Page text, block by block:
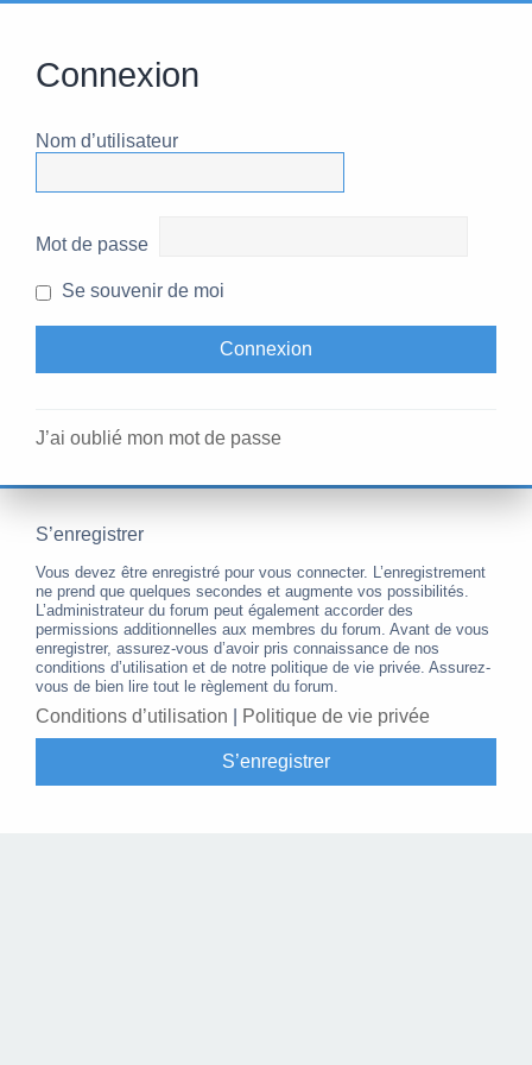
Connexion
Nom d’utilisateur
Mot de passe
Se souvenir de moi
J’ai oublié mon mot de passe
S’enregistrer
Vous devez être enregistré pour vous connecter. L’enregistrement
ne prend que quelques secondes et augmente vos possibilités.
L’administrateur du forum peut également accorder des
permissions additionnelles aux membres du forum. Avant de vous
enregistrer, assurez-vous d’avoir pris connaissance de nos
conditions d’utilisation et de notre politique de vie privée. Assurez-
vous de bien lire tout le règlement du forum.
Conditions d’utilisation Politique de vie privée
S’enregistrer